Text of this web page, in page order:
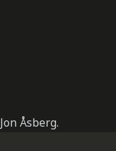
Åsberg.